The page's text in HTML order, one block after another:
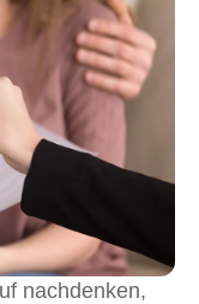
nachdenken,